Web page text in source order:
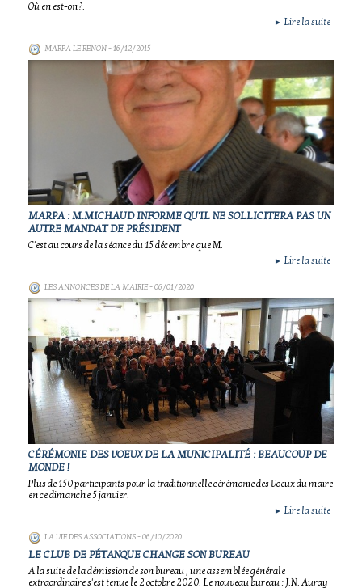
Où en est-on ?.
► Lire la suite
MARPA LE RENON- 16/12/2015
MARPA : M.MICHAUD INFORME QU'IL NE SOLLICITERA PAS UN
AUTRE MANDAT DE PRÉSIDENT
C'est au cours de la séance du 15 décembre que M.
► Lire la suite
LES ANNONCES DE LA MAIRIE- 06/01/2020
CÉRÉMONIE DES VOEUX DE LA MUNICIPALITÉ : BEAUCOUP DE
MONDE !
Plus de 150 participants pour la traditionnelle cérémonie des Voeux du maire
en ce dimanche 5 janvier.
► Lire la suite
LA VIE DES ASSOCIATIONS- 06/10/2020
LE CLUB DE PÉTANQUE CHANGE SON BUREAU
A la suite de la démission de son bureau , une assemblée générale
extraordinaire s'est tenue le 2 octobre 2020. Le nouveau bureau : J.N. Auray